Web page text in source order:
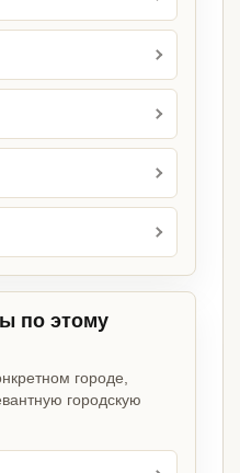
по этому
городе,
городскую